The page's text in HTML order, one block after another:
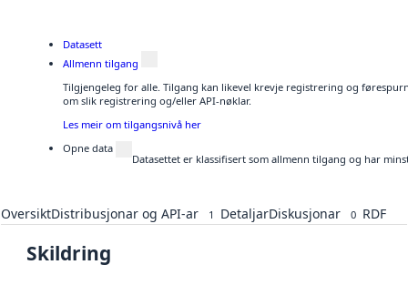
Datasett
Allmenn tilgang
Tilgjengeleg for alle. Tilgang kan likevel krevje registrering og
om slik registrering og/eller API-nøklar.
Les meir om tilgangsnivå her
Opne data
Datasettet er klassifisert som allmenn tilgang og har
OversiktDistribusjonar og API-ar 1 DetaljarDiskusjonar 0 RDF
Skildring